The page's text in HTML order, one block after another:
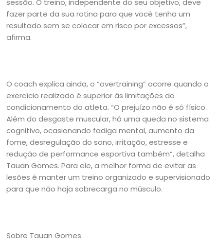
sessão. O treino, independente do seu objetivo, deve
fazer parte da sua rotina para que você tenha um
resultado sem se colocar em risco por excessos”,
afirma.
O coach explica ainda, o “overtraining” ocorre quando o
exercício realizado é superior às limitações do
condicionamento do atleta. “O prejuízo não é só físico.
Além do desgaste muscular, há uma queda no sistema
cognitivo, ocasionando fadiga mental, aumento da
fome, desregulação do sono, irritação, estresse e
redução de performance esportiva também”, detalha
Tauan Gomes. Para ele, a melhor forma de evitar as
lesões é manter um treino organizado e supervisionado
para que não haja sobrecarga no músculo.
Sobre Tauan Gomes